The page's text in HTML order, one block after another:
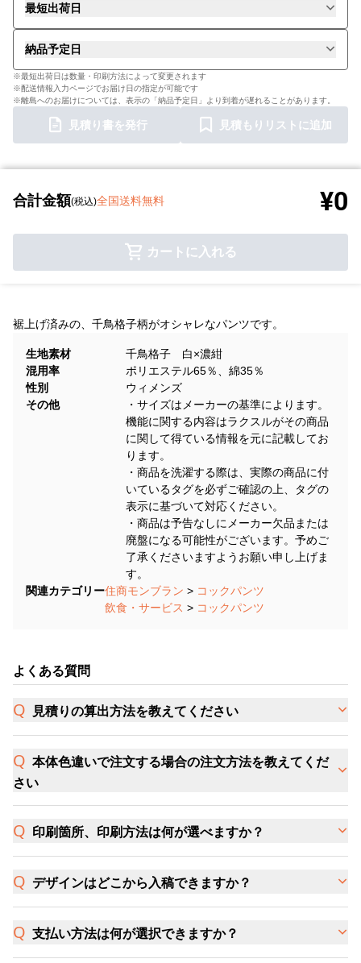
最短出荷日
納品予定日
※最短出荷日は数量・印刷方法によって変更されます
※配送情報入力ページでお届け日の指定が可能です
※離島へのお届けについては、表示の「納品予定日」より到着が遅れることがあります。
見積り書を発行 見積もりリストに追加
合計金額(税込)全国送料無料 ¥0
カートに入れる
裾上げ済みの、千鳥格子柄がオシャレなパンツです。
生地素材
千鳥格子 白×濃紺
混用率
ポリエステル65％、綿35％
性別
ウィメンズ
その他
・サイズはメーカーの基準によります。
機能に関する内容はラクスルがその商品
に関して得ている情報を元に記載してお
ります。
・商品を洗濯する際は、実際の商品に付
いているタグを必ずご確認の上、タグの
表示に基づいて対応ください。
・商品は予告なしにメーカー欠品または
廃盤になる可能性がございます。予めご
了承くださいますようお願い申し上げま
す。
関連カテゴリー住商モンブラン > コックパンツ
飲食・サービス > コックパンツ
よくある質問
見積りの算出方法を教えてください
本体色違いで注文する場合の注文方法を教えてくだ
さい
印刷箇所、印刷方法は何が選べますか？
デザインはどこから入稿できますか？
支払い方法は何が選択できますか？